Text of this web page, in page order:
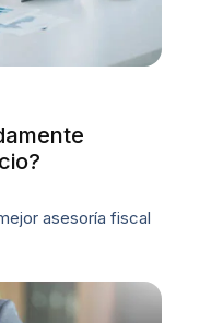
asesoría fiscal